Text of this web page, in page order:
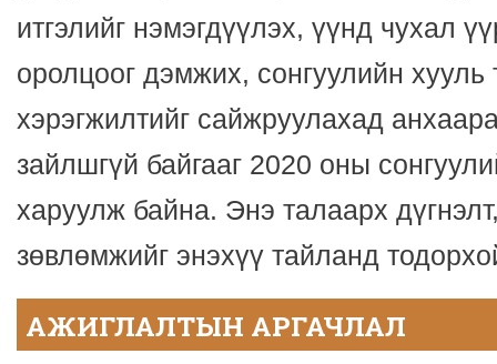
итгэлийг нэмэгдүүлэх, үүнд чухал
оролцоог дэмжих, сонгуулийн хууль
хэрэгжилтийг сайжруулахад
зайлшгүй байгааг 2020 оны
харуулж байна. Энэ талаарх
зөвлөмжийг энэхүү тайланд
АЖИГЛАЛТЫН АРГАЧЛАЛ